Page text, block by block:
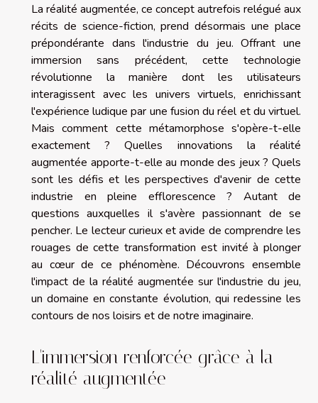
La réalité augmentée, ce concept autrefois relégué aux
récits de science-fiction, prend désormais une place
prépondérante dans l'industrie du jeu. Offrant une
immersion sans précédent, cette technologie
révolutionne la manière dont les utilisateurs
interagissent avec les univers virtuels, enrichissant
l'expérience ludique par une fusion du réel et du virtuel.
Mais comment cette métamorphose s'opère-t-elle
exactement ? Quelles innovations la réalité
augmentée apporte-t-elle au monde des jeux ? Quels
sont les défis et les perspectives d'avenir de cette
industrie en pleine efflorescence ? Autant de
questions auxquelles il s'avère passionnant de se
pencher. Le lecteur curieux et avide de comprendre les
rouages de cette transformation est invité à plonger
au cœur de ce phénomène. Découvrons ensemble
l'impact de la réalité augmentée sur l'industrie du jeu,
un domaine en constante évolution, qui redessine les
contours de nos loisirs et de notre imaginaire.
L'immersion renforcée grâce à la
réalité augmentée